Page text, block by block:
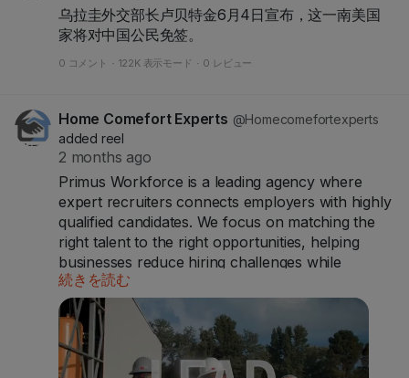
乌拉圭外交部长卢贝特金6月4日宣布，这一南美国
家将对中国公民免签。
0 コメント · 122K 表示モード · 0 レビュー
Home Comefort Experts @Homecomefortexperts
added reel
2 months ago
Primus Workforce is a leading agency where
expert recruiters connects employers with highly
qualified candidates. We focus on matching the
right talent to the right opportunities, helping
businesses reduce hiring challenges while
supporting career growth and workforce
development.https://primusworkforce.com/
続きを読む